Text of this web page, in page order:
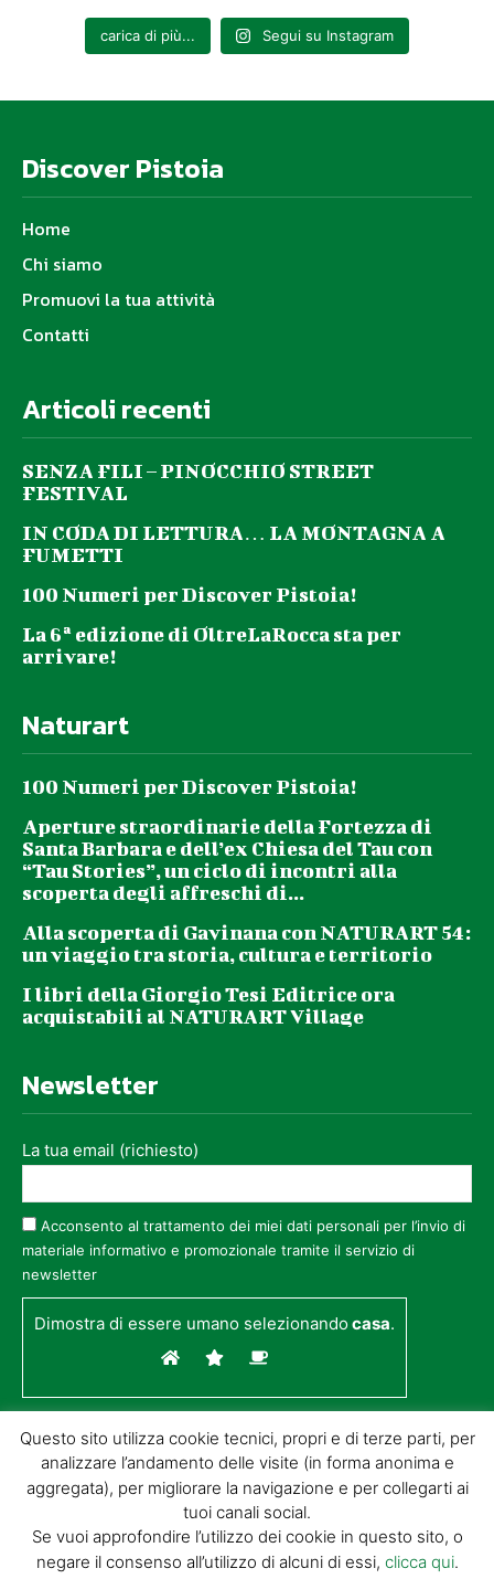
carica di più... Segui su Instagram
Discover Pistoia
Home
Chi siamo
Promuovi la tua attività
Contatti
Articoli recenti
SENZA FILI – PINOCCHIO STREET
FESTIVAL
IN CODA DI LETTURA… LA MONTAGNA A
FUMETTI
100 Numeri per Discover Pistoia!
La 6ª edizione di OltreLaRocca sta per
arrivare!
Naturart
100 Numeri per Discover Pistoia!
Aperture straordinarie della Fortezza di
Santa Barbara e dell’ex Chiesa del Tau con
“Tau Stories”, un ciclo di incontri alla
scoperta degli affreschi di...
Alla scoperta di Gavinana con NATURART 54:
un viaggio tra storia, cultura e territorio
I libri della Giorgio Tesi Editrice ora
acquistabili al NATURART Village
Newsletter
La tua email (richiesto)
Acconsento al trattamento dei miei dati personali per l’invio di
materiale informativo e promozionale tramite il servizio di
newsletter
Dimostra di essere umano selezionandocasa.
Questo sito utilizza cookie tecnici, propri e di terze parti, per
analizzare l’andamento delle visite (in forma anonima e
aggregata), per migliorare la navigazione e per collegarti ai
tuoi canali social.
Se vuoi approfondire l’utilizzo dei cookie in questo sito, o
negare il consenso all’utilizzo di alcuni di essi, clicca qui.